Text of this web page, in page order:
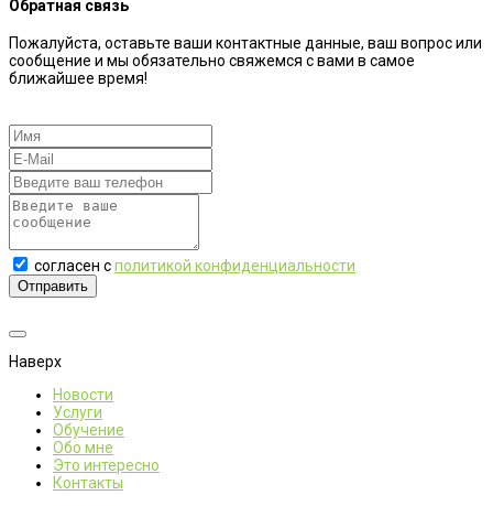
Обратная связь
Пожалуйста, оставьте ваши контактные данные, ваш вопрос или
сообщение и мы обязательно свяжемся с вами в самое
ближайшее время!
согласен сполитикой конфиденциальности
Отправить
Наверх
Новости
Услуги
Обучение
Обо мне
Это интересно
Контакты